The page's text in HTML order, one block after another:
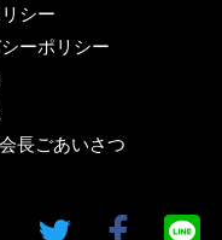
シー
ーポリシー
長ごあいさつ